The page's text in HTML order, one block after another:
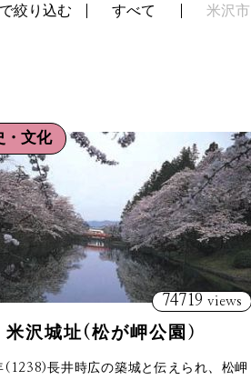
絞り込む すべて 米沢市
・文化
74719 views
米沢城址(松が岬公園）
(1238)長井時広の築城と伝えられ、松岬